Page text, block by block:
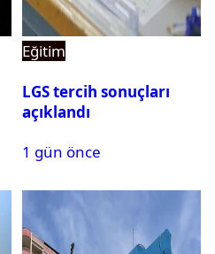
Eğitim
LGS tercih sonuçları
açıklandı
1 gün önce